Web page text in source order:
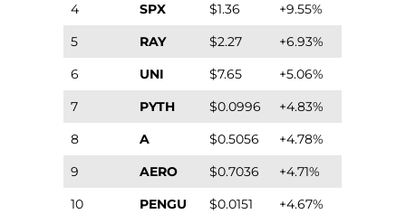
4
SPX $1.36
+9.55%
5
RAY $2.27
+6.93%
6
UNI $7.65
+5.06%
7
PYTH $0.0996
+4.83%
8
A $0.5056
+4.78%
9
AERO $0.7036
+4.71%
10
PENGU $0.0151 +4.67%